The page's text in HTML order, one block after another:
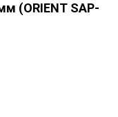
(ORIENT SAP-